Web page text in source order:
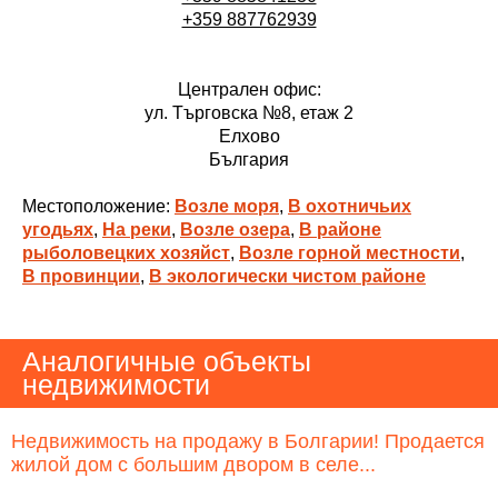
+359 887762939
Централен офис:
ул. Търговска №8, етаж 2
Елхово
България
Местоположение: Возле моря, В охотничьих
угодьях, На реки, Возле озера, В районе
рыболовецких хозяйст, Возле горной местности,
В провинции, В экологически чистом районе
Аналогичные объекты
недвижимости
Недвижимость на продажу в Болгарии! Продается
жилой дом с большим двором в селе...